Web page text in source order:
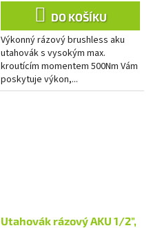
DO KOŠÍKU
Výkonný rázový brushless aku
utahovák s vysokým max.
kroutícím momentem 500Nm Vám
poskytuje výkon,...
Utahovák rázový AKU 1/2",